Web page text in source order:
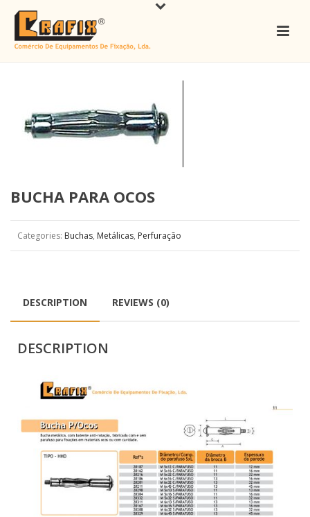
BUCHA PARA OCOS
Categories: Buchas, Metálicas, Perfuração
DESCRIPTION REVIEWS (0)
DESCRIPTION